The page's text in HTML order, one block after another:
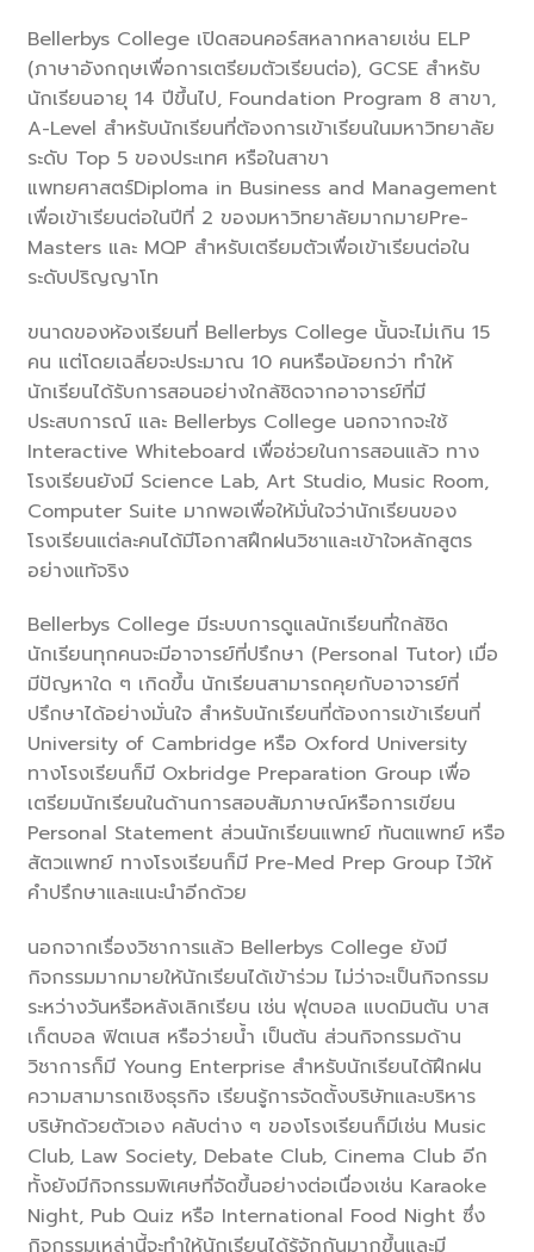
Bellerbys College เปิดสอนคอร์สหลากหลายเช่น ELP
(ภาษาอังกฤษเพื่อการเตรียมตัวเรียนต่อ), GCSE สำหรับ
นักเรียนอายุ 14 ปีขึ้นไป, Foundation Program 8 สาขา,
A-Level สำหรับนักเรียนที่ต้องการเข้าเรียนในมหาวิทยาลัย
ระดับ Top 5 ของประเทศ หรือในสาขา
แพทยศาสตร์Diploma in Business and Management
เพื่อเข้าเรียนต่อในปีที่ 2 ของมหาวิทยาลัยมากมายPre-
Masters และ MQP สำหรับเตรียมตัวเพื่อเข้าเรียนต่อใน
ระดับปริญญาโท
ขนาดของห้องเรียนที่ Bellerbys College นั้นจะไม่เกิน 15
คน แต่โดยเฉลี่ยจะประมาณ 10 คนหรือน้อยกว่า ทำให้
นักเรียนได้รับการสอนอย่างใกล้ชิดจากอาจารย์ที่มี
ประสบการณ์ และ Bellerbys College นอกจากจะใช้
Interactive Whiteboard เพื่อช่วยในการสอนแล้ว ทาง
โรงเรียนยังมี Science Lab, Art Studio, Music Room,
Computer Suite มากพอเพื่อให้มั่นใจว่านักเรียนของ
โรงเรียนแต่ละคนได้มีโอกาสฝึกฝนวิชาและเข้าใจหลักสูตร
อย่างแท้จริง
Bellerbys College มีระบบการดูแลนักเรียนที่ใกล้ชิด
นักเรียนทุกคนจะมีอาจารย์ที่ปรึกษา (Personal Tutor) เมื่อ
มีปัญหาใด ๆ เกิดขึ้น นักเรียนสามารถคุยกับอาจารย์ที่
ปรึกษาได้อย่างมั่นใจ สำหรับนักเรียนที่ต้องการเข้าเรียนที่
University of Cambridge หรือ Oxford University
ทางโรงเรียนก็มี Oxbridge Preparation Group เพื่อ
เตรียมนักเรียนในด้านการสอบสัมภาษณ์หรือการเขียน
Personal Statement ส่วนนักเรียนแพทย์ ทันตแพทย์ หรือ
สัตวแพทย์ ทางโรงเรียนก็มี Pre-Med Prep Group ไว้ให้
คำปรึกษาและแนะนำอีกด้วย
นอกจากเรื่องวิชาการแล้ว Bellerbys College ยังมี
กิจกรรมมากมายให้นักเรียนได้เข้าร่วม ไม่ว่าจะเป็นกิจกรรม
ระหว่างวันหรือหลังเลิกเรียน เช่น ฟุตบอล แบดมินตัน บาส
เก็ตบอล ฟิตเนส หรือว่ายน้ำ เป็นต้น ส่วนกิจกรรมด้าน
วิชาการก็มี Young Enterprise สำหรับนักเรียนได้ฝึกฝน
ความสามารถเชิงธุรกิจ เรียนรู้การจัดตั้งบริษัทและบริหาร
บริษัทด้วยตัวเอง คลับต่าง ๆ ของโรงเรียนก็มีเช่น Music
Club, Law Society, Debate Club, Cinema Club อีก
ทั้งยังมีกิจกรรมพิเศษที่จัดขึ้นอย่างต่อเนื่องเช่น Karaoke
Night, Pub Quiz หรือ International Food Night ซึ่ง
กิจกรรมเหล่านี้จะทำให้นักเรียนได้รู้จักกันมากขึ้นและมี